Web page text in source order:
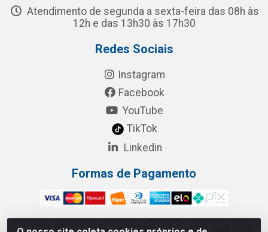
Atendimento de segunda a sexta-feira das 08h às
12h e das 13h30 às 17h30
Redes Sociais
Instagram
Facebook
YouTube
TikTok
Linkedin
Formas de Pagamento